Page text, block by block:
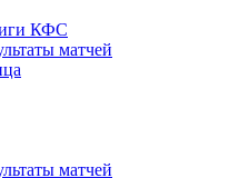
КФС
матчей
матчей